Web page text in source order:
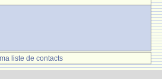
liste de contacts